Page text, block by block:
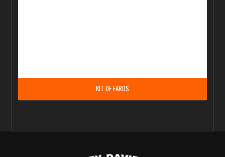
KIT DE FAROS